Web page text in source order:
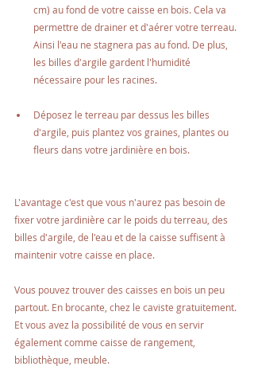
cm) au fond de votre caisse en bois. Cela va
permettre de drainer et d'aérer votre terreau.
Ainsi l'eau ne stagnera pas au fond. De plus,
les billes d'argile gardent l'humidité
nécessaire pour les racines.
Déposez le terreau par dessus les billes
d'argile, puis plantez vos graines, plantes ou
fleurs dans votre jardinière en bois.
L'avantage c'est que vous n'aurez pas besoin de
fixer votre jardinière car le poids du terreau, des
billes d'argile, de l'eau et de la caisse suffisent à
maintenir votre caisse en place.
Vous pouvez trouver des caisses en bois un peu
partout. En brocante, chez le caviste gratuitement.
Et vous avez la possibilité de vous en servir
également comme caisse de rangement,
bibliothèque, meuble.